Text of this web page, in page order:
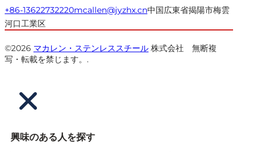
+86-13622732220mcallen@jyzhx.cn中国広東省揭陽市梅雲
河口工業区
©2026 マカレン・ステンレススチール 株式会社 無断複
写・転載を禁じます。.
興味のある人を探す